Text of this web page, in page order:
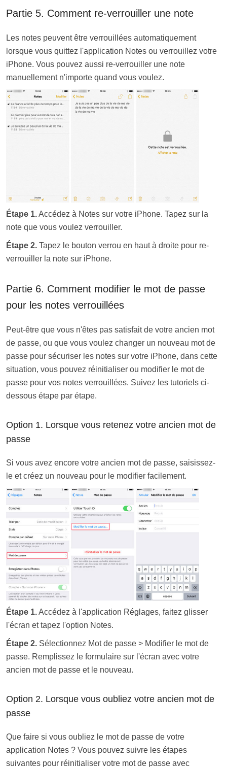
Partie 5. Comment re-verrouiller une note
Les notes peuvent être verrouillées automatiquement
lorsque vous quittez l'application Notes ou verrouillez votre
iPhone. Vous pouvez aussi re-verrouiller une note
manuellement n'importe quand vous voulez.
Étape 1.Accédez à Notes sur votre iPhone. Tapez sur la
note que vous voulez verrouiller.
Étape 2. Tapez le bouton verrou en haut à droite pour re-
verrouiller la note sur iPhone.
Partie 6. Comment modifier le mot de passe
pour les notes verrouillées
Peut-être que vous n'êtes pas satisfait de votre ancien mot
de passe, ou que vous voulez changer un nouveau mot de
passe pour sécuriser les notes sur votre iPhone, dans cette
situation, vous pouvez réinitialiser ou modifier le mot de
passe pour vos notes verrouillées. Suivez les tutoriels ci-
dessous étape par étape.
Option 1. Lorsque vous retenez votre ancien mot de
passe
Si vous avez encore votre ancien mot de passe, saisissez-
le et créez un nouveau pour le modifier facilement.
Étape 1.Accédez à l'application Réglages, faitez glisser
l'écran et tapez l'option Notes.
Étape 2. Sélectionnez Mot de passe > Modifier le mot de
passe. Remplissez le formulaire sur l'écran avec votre
ancien mot de passe et le nouveau.
Option 2. Lorsque vous oubliez votre ancien mot de
passe
Que faire si vous oubliez le mot de passe de votre
application Notes ? Vous pouvez suivre les étapes
suivantes pour réinitialiser votre mot de passe avec